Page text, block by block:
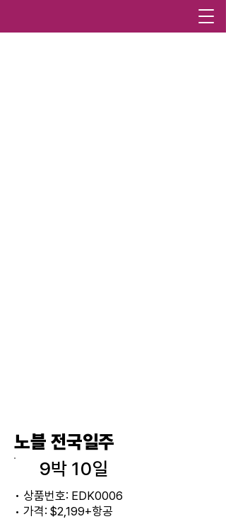
노블 전국일주
9박 10일
• 상품번호: EDK0006
• 가격: $2,199+항공